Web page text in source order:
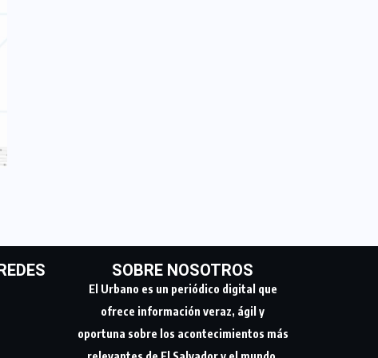
SOBRE NOSOTROS
El Urbano es un periódico digital que
ofrece información veraz, ágil y
oportuna sobre los acontecimientos más